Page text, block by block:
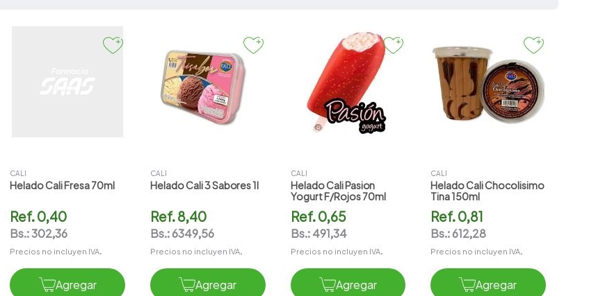
CALI
Helado Cali Fresa 70ml
Ref.0,40
Bs.:302,36
Precios no incluyen IVA.
Agregar
CALI
Helado Cali 3 Sabores 1l
Ref.8,40
Bs.:6349,56
Precios no incluyen IVA.
Agregar
CALI
Helado Cali Pasion
Yogurt F/rojos 70ml
Ref.0,65
Bs.: 491,34
Precios no incluyen IVA.
Agregar
CALI
Helado Cali Chocolisimo
Tina 150ml
Ref.0,81
Bs.:612,28
Precios no incluyen IVA.
Agregar